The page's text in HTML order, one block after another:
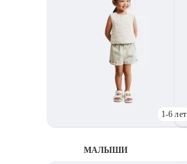
1-6 лет
МАЛЫШИ